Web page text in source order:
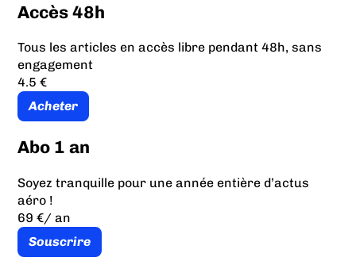
Accès 48h
Tous les articles en accès libre pendant 48h, sans
engagement
4.5 €
Acheter
Abo 1 an
Soyez tranquille pour une année entière d’actus
aéro !
69 €/ an
Souscrire